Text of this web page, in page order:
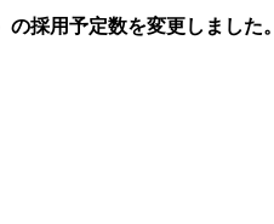
採用予定数を変更しました。